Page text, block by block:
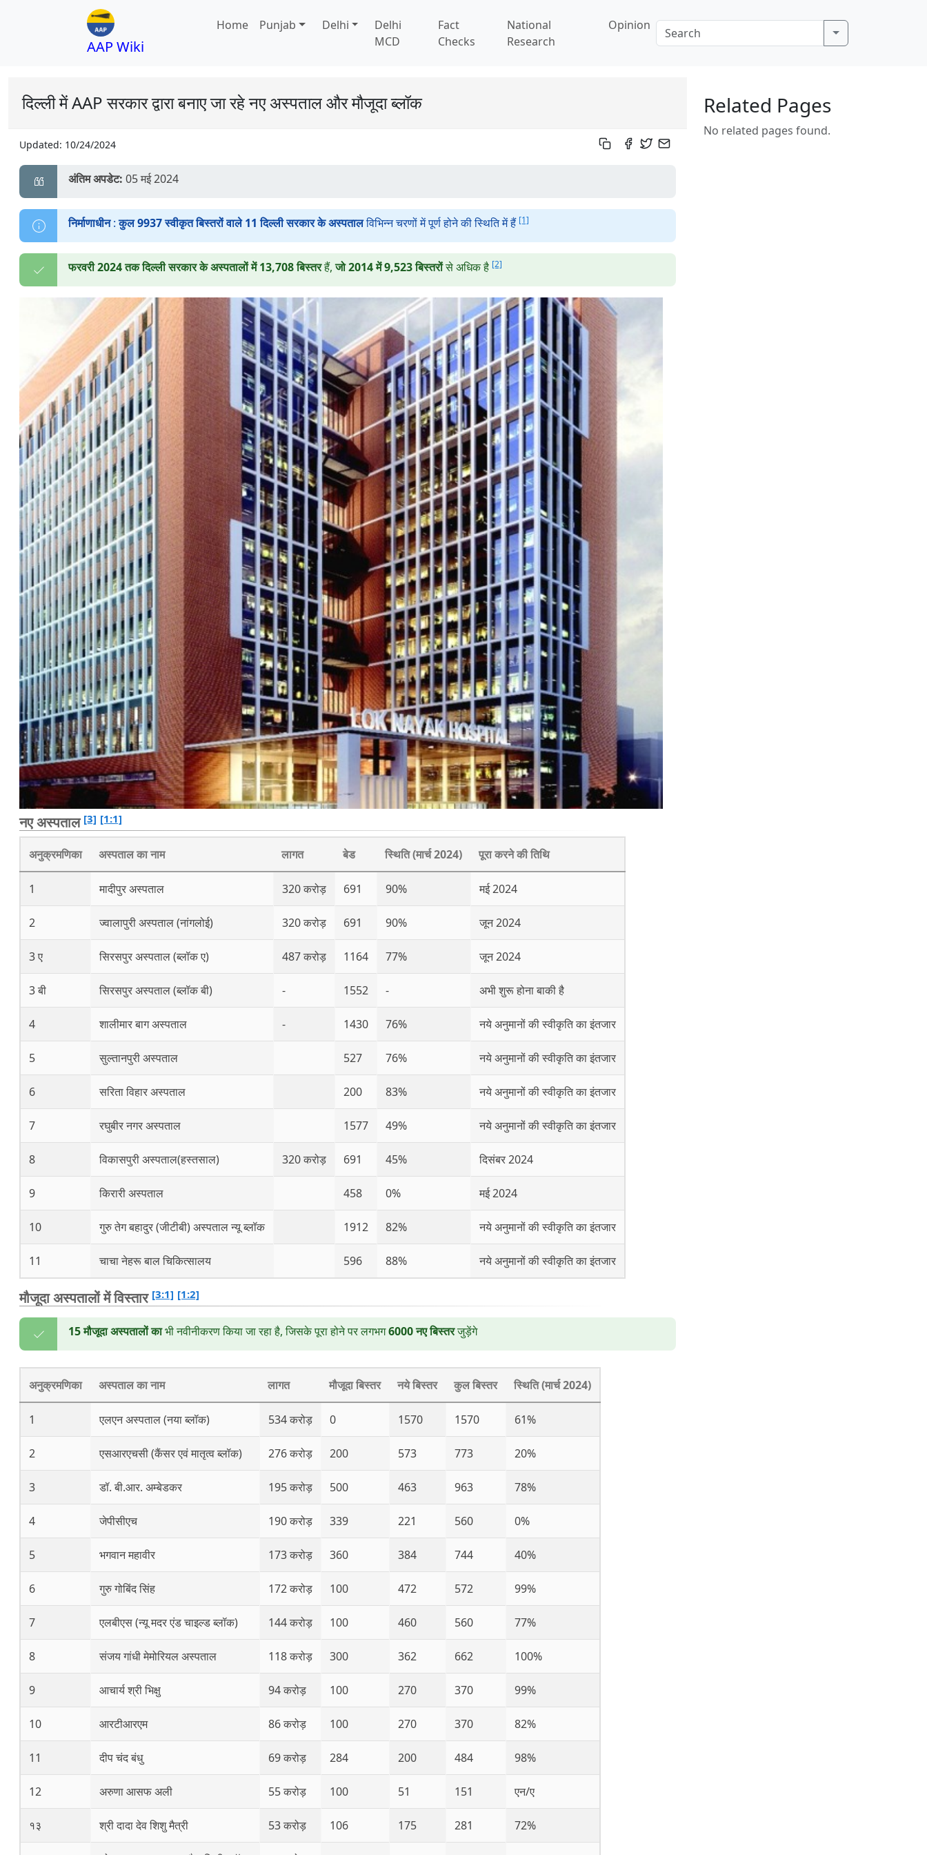
AAP Wiki
Home Punjab Delhi
Delhi
MCD
Fact
Checks
National
Research
Opinion
दिल्ली में AAP सरकार द्वारा बनाए जा रहे नए अस्पताल और मौजूदा ब्लॉक
Updated: 10/24/2024
अंतिम अपडेट: 05 मई 2024
निर्माणाधीन:कुल 9937 स्वीकृत बिस्तरों वाले 11 दिल्ली सरकार के अस्पतालविभिन्न चरणों में पूर्ण होने की स्थिति में हैं [1]
फरवरी 2024 तक दिल्ली सरकार के अस्पतालों में 13,708 बिस्तरहैं,जो 2014 में 9,523 बिस्तरोंसे अधिक है [2]
नए अस्पताल [3] [1:1]
अनुक्रमणिका अस्पताल का नाम लागत बेड स्थिति (मार्च 2024) पूरा करने की तिथि
1 मादीपुर अस्पताल 320 करोड़ 691 90% मई 2024
2 ज्वालापुरी अस्पताल (नांगलोई) 320 करोड़ 691 90% जून 2024
3 ए सिरसपुर अस्पताल (ब्लॉक ए) 487 करोड़ 1164 77% जून 2024
3 बी सिरसपुर अस्पताल (ब्लॉक बी) - 1552 - अभी शुरू होना बाकी है
4 शालीमार बाग अस्पताल - 1430 76% नये अनुमानों की स्वीकृति का इंतजार
5 सुल्तानपुरी अस्पताल 527 76% नये अनुमानों की स्वीकृति का इंतजार
6 सरिता विहार अस्पताल 200 83% नये अनुमानों की स्वीकृति का इंतजार
7 रघुबीर नगर अस्पताल 1577 49% नये अनुमानों की स्वीकृति का इंतजार
8 विकासपुरी अस्पताल(हस्तसाल) 320 करोड़ 691 45% दिसंबर 2024
9 किरारी अस्पताल 458 0% मई 2024
10 गुरु तेग बहादुर (जीटीबी) अस्पताल न्यू ब्लॉक 1912 82% नये अनुमानों की स्वीकृति का इंतजार
11 चाचा नेहरू बाल चिकित्सालय 596 88% नये अनुमानों की स्वीकृति का इंतजार
मौजूदा अस्पतालों में विस्तार [3:1] [1:2]
15 मौजूदा अस्पतालों काभी नवीनीकरण किया जा रहा है, जिसके पूरा होने पर लगभग6000 नए बिस्तरजुड़ेंगे
अनुक्रमणिका अस्पताल का नाम लागत मौजूदा बिस्तर नये बिस्तर कुल बिस्तर स्थिति (मार्च 2024)
1 एलएन अस्पताल (नया ब्लॉक) 534 करोड़ 0 1570 1570 61%
2 एसआरएचसी (कैंसर एवं मातृत्व ब्लॉक) 276 करोड़ 200 573 773 20%
3 डॉ. बी.आर. अम्बेडकर 195 करोड़ 500 463 963 78%
4 जेपीसीएच 190 करोड़ 339 221 560 0%
5 भगवान महावीर 173 करोड़ 360 384 744 40%
6 गुरु गोबिंद सिंह 172 करोड़ 100 472 572 99%
7 एलबीएस (न्यू मदर एंड चाइल्ड ब्लॉक) 144 करोड़ 100 460 560 77%
8 संजय गांधी मेमोरियल अस्पताल 118 करोड़ 300 362 662 100%
9 आचार्य श्री भिक्षु 94 करोड़ 100 270 370 99%
10 आरटीआरएम 86 करोड़ 100 270 370 82%
11 दीप चंद बंधु 69 करोड़ 284 200 484 98%
12 अरुणा आसफ अली 55 करोड़ 100 51 151 एन/ए
१३ श्री दादा देव शिशु मैत्री 53 करोड़ 106 175 281 72%
Related Pages
No related pages found.